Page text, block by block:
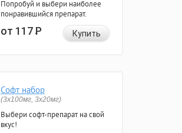
Попробуй и выбери наиболее
понравившийся препарат.
от 117Р Купить
Софт набор
(3x100мг, 3x20мг)
Выбери софт-препарат на свой
вкус!